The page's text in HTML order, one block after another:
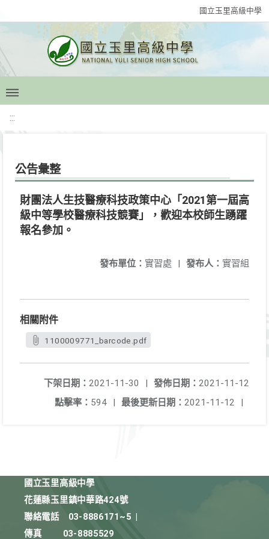
國立玉里高級中學
:::
公告彙整
財團法人生技醫療科技政策中心「2021第一屆高
級中等學校醫療科技競賽」，歡迎本校師生踴躍
報名參加。
發布人： 實習組
發布單位： 實習處 |
相關附件
1100009771_barcode.pdf
發佈日期： 2021-11-12
下架日期： 2021-11-30
|
最後更新日期： 2021-11-12 |
點擊率： 594 |
國立玉里高級中學
花蓮縣玉里鎮中華路424號
聯絡電話
03-8886171~5
傳真
03-8885529